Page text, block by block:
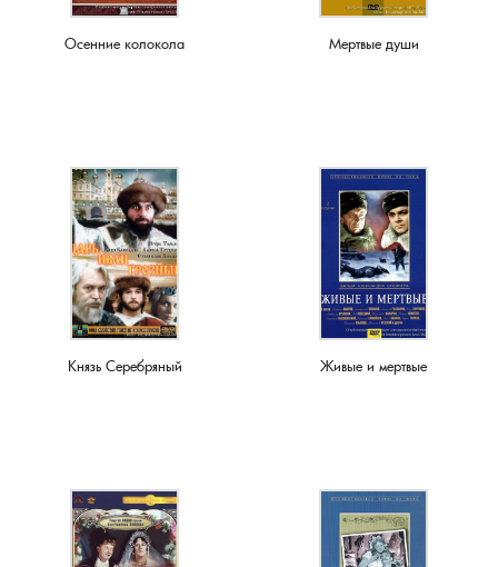
Осенние колокола Мертвые души
Князь Серебряный Живые и мертвые
Микшино, деревня
Мокеево, деревня
Мостцы, село
Назарово, деревня
Новая Печуга, деревня